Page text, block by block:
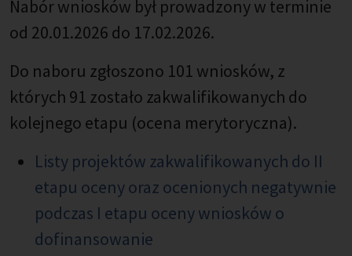
Nabór wniosków był prowadzony w terminie
od 20.01.2026 do 17.02.2026.
Do naboru zgłoszono 101 wniosków, z
których 91 zostało zakwalifikowanych do
kolejnego etapu (ocena merytoryczna).
Listy projektów zakwalifikowanych do II
etapu oceny oraz ocenionych negatywnie
podczas I etapu oceny wniosków o
dofinansowanie